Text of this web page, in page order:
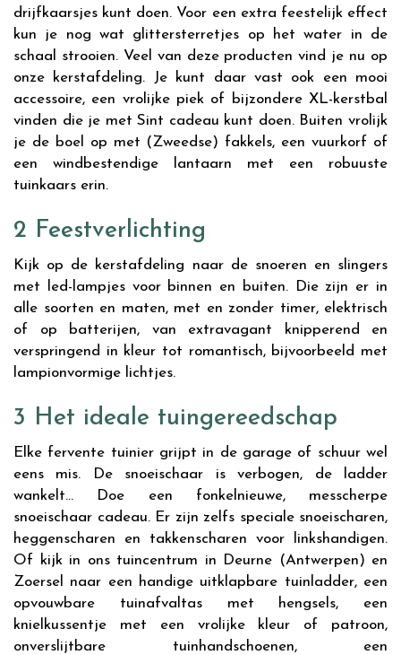
drijfkaarsjes kunt doen. Voor een extra feestelijk effect
kun je nog wat glittersterretjes op het water in de
schaal strooien. Veel van deze producten vind je nu op
onze kerstafdeling. Je kunt daar vast ook een mooi
accessoire, een vrolijke piek of bijzondere XL-kerstbal
vinden die je met Sint cadeau kunt doen. Buiten vrolijk
je de boel op met (Zweedse) fakkels, een vuurkorf of
een windbestendige lantaarn met een robuuste
tuinkaars erin.
2 Feestverlichting
Kijk op de kerstafdeling naar de snoeren en slingers
met led-lampjes voor binnen en buiten. Die zijn er in
alle soorten en maten, met en zonder timer, elektrisch
of op batterijen, van extravagant knipperend en
verspringend in kleur tot romantisch, bijvoorbeeld met
lampionvormige lichtjes.
3 Het ideale tuingereedschap
Elke fervente tuinier grijpt in de garage of schuur wel
eens mis. De snoeischaar is verbogen, de ladder
wankelt… Doe een fonkelnieuwe, messcherpe
snoeischaar cadeau. Er zijn zelfs speciale snoeischaren,
heggenscharen en takkenscharen voor linkshandigen.
Of kijk in ons tuincentrum in Deurne (Antwerpen) en
Zoersel naar een handige uitklapbare tuinladder, een
opvouwbare tuinafvaltas met hengsels, een
knielkussentje met een vrolijke kleur of patroon,
onverslijtbare tuinhandschoenen, een